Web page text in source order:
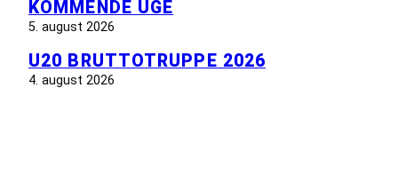
KOMMENDE UGE
5. august 2026
U20 BRUTTOTRUPPE 2026
4. august 2026